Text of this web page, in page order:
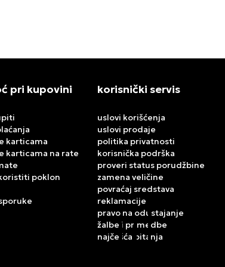
pri kupovini
karticama
karticama na rate
poklon
korisnički servis
uslovi korišćenja
uslovi prodaje
politika privatnosti
korisnička podrška
proveri status porudžbine
zamena veličine
povraćaj sredstava
reklamacije
pravo na odustajanje
žalbe i primedbe
najčešća pitanja